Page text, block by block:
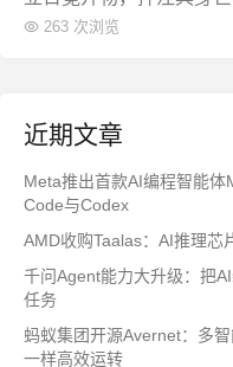
263 次浏览
近期文章
Meta推出首款AI编程智能
Code与Codex
AMD收购Taalas：AI推理芯
千问Agent能力大升级：把
任务
蚂蚁集团开源Avernet：多
一样高效运转